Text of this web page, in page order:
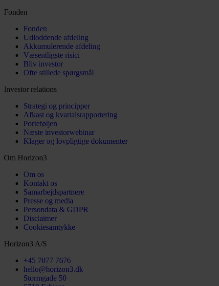
Fonden
Fonden
Udloddende afdeling
Akkumulerende afdeling
Væsentligste risici
Bliv investor
Ofte stillede spørgsmål
Investor relations
Strategi og principper
Afkast og kvartalsrapportering
Porteføljen
Næste investorwebinar
Klager og lovpligtige dokumenter
Om Horizon3
Om os
Kontakt os
Samarbejds­partnere
Presse og media
Persondata & GDPR
Disclaimer
Cookiesamtykke
Horizon3 A/S
+45 7077 7676
hello@horizon3.dk
Stormgade 50